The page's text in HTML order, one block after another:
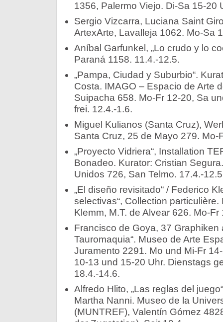
1356, Palermo Viejo. Di-Sa 15-20
Sergio Vizcarra, Luciana Saint
ArtexArte, Lavalleja 1062. Mo-Sa
Aníbal Garfunkel, „Lo crudo y lo
Paraná 1158. 11.4.-12.5.
„Pampa, Ciudad y Suburbio“.
Costa. IMAGO – Espacio de Arte
Suipacha 658. Mo-Fr 12-20, Sa
frei. 12.4.-1.6.
Miguel Kulianos (Santa Cruz),
Santa Cruz, 25 de Mayo 279. Mo-
„Proyecto Vidriera“, Installation
Bonadeo. Kurator: Cristian
Unidos 726, San Telmo. 17.4.-
„El diseño revisitado“ / Federico
selectivas“, Collection
Klemm, M.T. de Alvear 626. Mo-Fr
Francisco de Goya, 37 Graphiken
Tauromaquia“. Museo de Arte
Juramento 2291. Mo und Mi-Fr
10-13 und 15-20 Uhr. Dienstags
18.4.-14.6.
Alfredo Hlito, „Las reglas del
Martha Nanni. Museo de la
(MUNTREF), Valentín Gómez